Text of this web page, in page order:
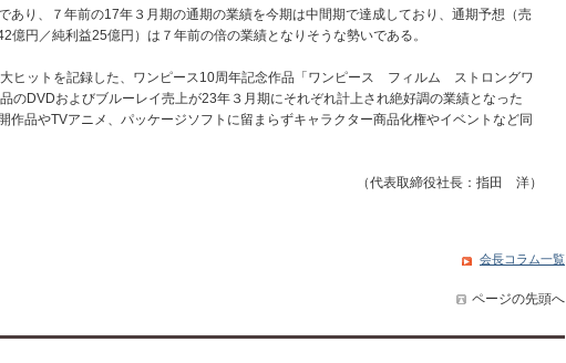
り、７年前の17年３月期の通期の業績を今期は中間期で達成しており、通期予想（売
円／純利益25億円）は７年前の倍の業績となりそうな勢いである。
ヒットを記録した、ワンピース10周年記念作品「ワンピース フィルム ストロングワ
のDVDおよびブルーレイ売上が23年３月期にそれぞれ計上され絶好調の業績となった
作品やTVアニメ、パッケージソフトに留まらずキャラクター商品化権やイベントなど同
（代表取締役社長：指田 洋）
会長コラム一覧
ページの先頭へ